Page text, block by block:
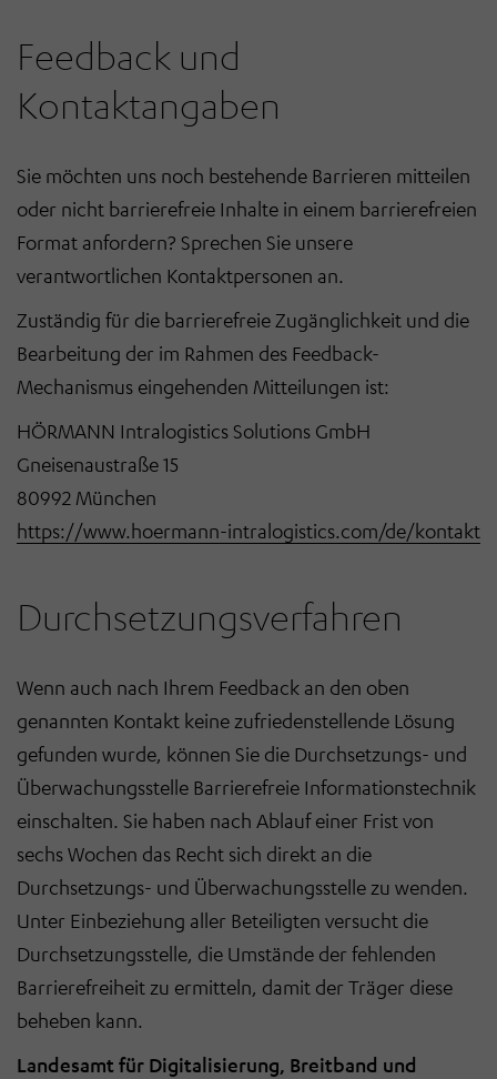
Feedback und
Kontaktangaben
Sie möchten uns noch bestehende Barrieren mitteilen
oder nicht barrierefreie Inhalte in einem barrierefreien
Format anfordern? Sprechen Sie unsere
verantwortlichen Kontaktpersonen an.
Zuständig für die barrierefreie Zugänglichkeit und die
Bearbeitung der im Rahmen des Feedback-
Mechanismus eingehenden Mitteilungen ist:
HÖRMANN Intralogistics Solutions GmbH
Gneisenaustraße 15
80992 München
https://www.hoermann-intralogistics.com/de/kontakt
Durchsetzungsverfahren
Wenn auch nach Ihrem Feedback an den oben
genannten Kontakt keine zufriedenstellende Lösung
gefunden wurde, können Sie die Durchsetzungs- und
Überwachungsstelle Barrierefreie Informationstechnik
einschalten. Sie haben nach Ablauf einer Frist von
sechs Wochen das Recht sich direkt an die
Durchsetzungs- und Überwachungsstelle zu wenden.
Unter Einbeziehung aller Beteiligten versucht die
Durchsetzungsstelle, die Umstände der fehlenden
Barrierefreiheit zu ermitteln, damit der Träger diese
beheben kann.
Landesamt für Digitalisierung, Breitband und